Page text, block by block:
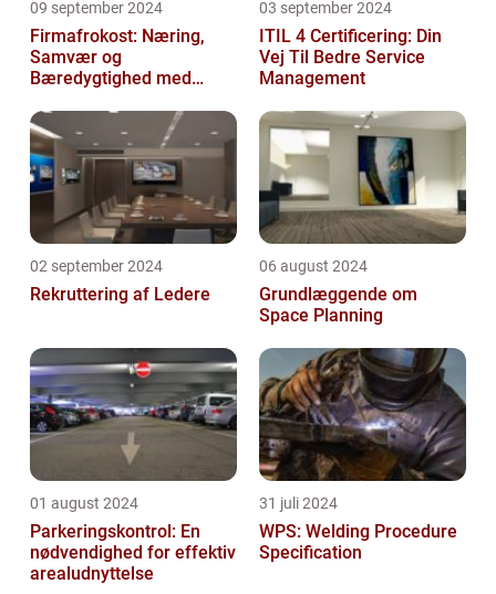
09 september 2024
Firmafrokost: Næring,
Samvær og
Bæredygtighed med
03 september 2024
ITIL 4 Certificering: Din
Vej Til Bedre Service
Management
02 september 2024
Rekruttering af Ledere
06 august 2024
Grundlæggende om
Space Planning
01 august 2024
Parkeringskontrol: En
nødvendighed for effektiv
arealudnyttelse
31 juli 2024
WPS: Welding Procedure
Specification